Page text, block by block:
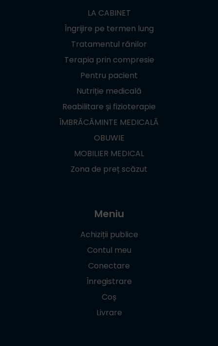
LA CABINET
Îngrijire pe termen lung
Tratamentul rănilor
Terapia prin compresie
Pentru pacient
Nutriție medicală
Reabilitare și fizioterapie
ÎMBRĂCĂMINTE MEDICALĂ
OBUWIE
MOBILIER MEDICAL
Zona de preț scăzut
Meniu
Achiziții publice
Contul meu
Conectare
Înregistrare
Coș
Livrare